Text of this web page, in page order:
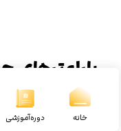
پارامترهای
کرست
خانه دوره‌آموزشی